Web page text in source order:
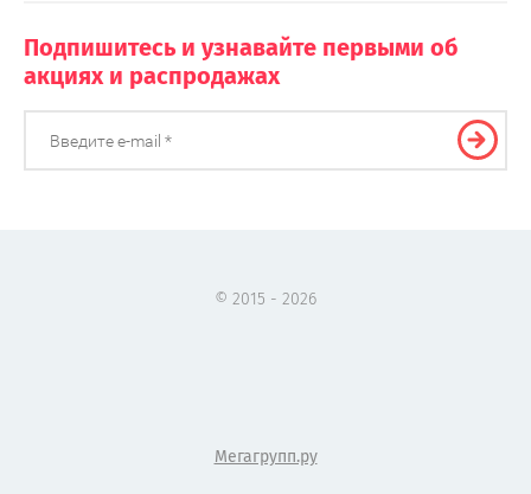
Подпишитесь и узнавайте первыми об
акциях и распродажах
© 2015 - 2026
Мегагрупп.ру